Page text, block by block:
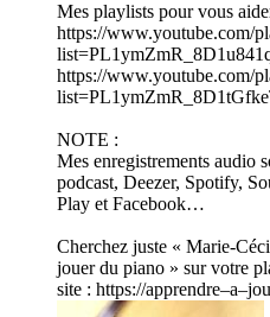
Mes playlists pour vous
https://www.youtube.com/
https://www.youtube.com/
NOTE :
Mes enregistrements audio
podcast, Deezer, Spotify,
Play et Facebook…
Cherchez juste « Marie-
jouer du piano » sur votre
site : https://